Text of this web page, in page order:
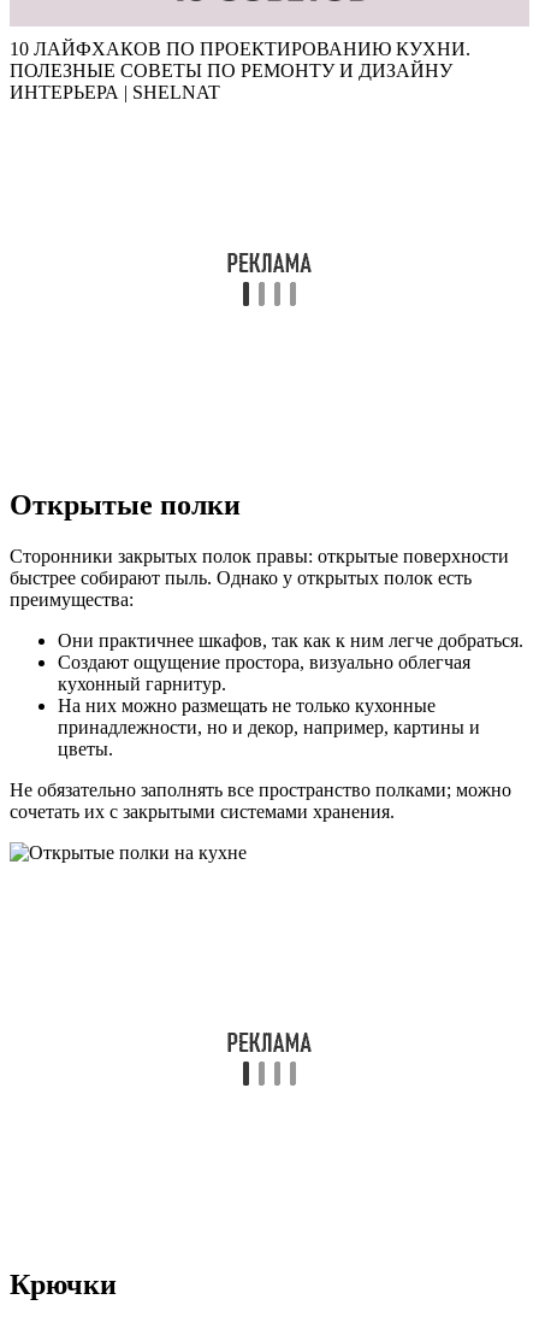
10 ЛАЙФХАКОВ ПО ПРОЕКТИРОВАНИЮ КУХНИ.
ПОЛЕЗНЫЕ СОВЕТЫ ПО РЕМОНТУ И ДИЗАЙНУ
ИНТЕРЬЕРА | SHELNAT
Открытые полки
Сторонники закрытых полок правы: открытые поверхности
быстрее собирают пыль. Однако у открытых полок есть
преимущества:
Они практичнее шкафов, так как к ним легче добраться.
Создают ощущение простора, визуально облегчая
кухонный гарнитур.
На них можно размещать не только кухонные
принадлежности, но и декор, например, картины и
цветы.
Не обязательно заполнять все пространство полками; можно
сочетать их с закрытыми системами хранения.
Крючки